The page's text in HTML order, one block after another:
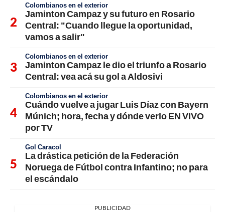
Colombianos en el exterior
Jaminton Campaz y su futuro en Rosario
Central: "Cuando llegue la oportunidad,
vamos a salir"
Colombianos en el exterior
Jaminton Campaz le dio el triunfo a Rosario
Central: vea acá su gol a Aldosivi
Colombianos en el exterior
Cuándo vuelve a jugar Luis Díaz con Bayern
Múnich; hora, fecha y dónde verlo EN VIVO
por TV
Gol Caracol
La drástica petición de la Federación
Noruega de Fútbol contra Infantino; no para
el escándalo
PUBLICIDAD